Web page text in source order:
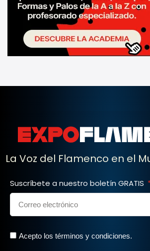
La Voz del Flamenco en el
Suscríbete a nuestro boletín GRATIS
Acepto los términos y condiciones.